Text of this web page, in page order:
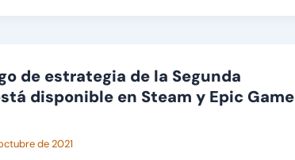
de estrategia de la Segunda
disponible en Steam y Epic Game
de 2021